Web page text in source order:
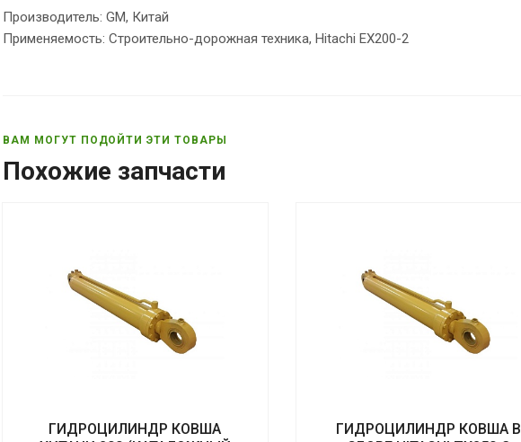
Производитель: GM, Китай
Применяемость: Строительно-дорожная техника, Hitachi EX200-2
ВАМ МОГУТ ПОДОЙТИ ЭТИ ТОВАРЫ
Похожие запчасти
ГИДРОЦИЛИНДР КОВША
ГИДРОЦИЛИНДР КОВША В